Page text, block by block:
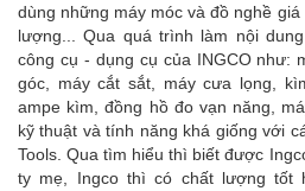
dùng những máy móc và đồ nghề
lượng... Qua quá trình làm nội
công cụ - dụng cụ của INGCO như:
góc, máy cắt sắt, máy cưa lọng,
ampe kìm, đồng hồ đo vạn năng,
kỹ thuật và tính năng khá giống với
Tools. Qua tìm hiểu thì biết được
ty mẹ, Ingco thì có chất lượng tốt